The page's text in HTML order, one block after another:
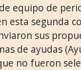
equipo de
esta segunda
sus
de ayudas
no fueron